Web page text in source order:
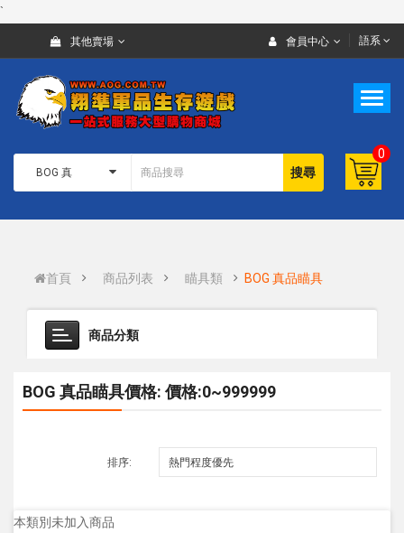
`
其他賣場 會員中心 語系
搜尋
0
首頁 商品列表 瞄具類 BOG 真品瞄具
商品分類
BOG 真品瞄具價格: 價格:0~999999
排序:
本類別未加入商品